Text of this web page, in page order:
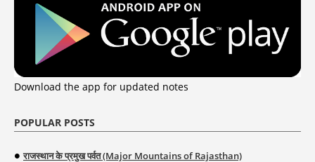
Download the app for updated notes
POPULAR POSTS
राजस्थान के प्रमुख पर्वत (Major Mountains of Rajasthan)